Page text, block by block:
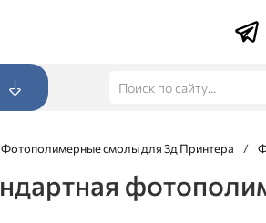
Фотополимерные смолы для 3д Принтера /